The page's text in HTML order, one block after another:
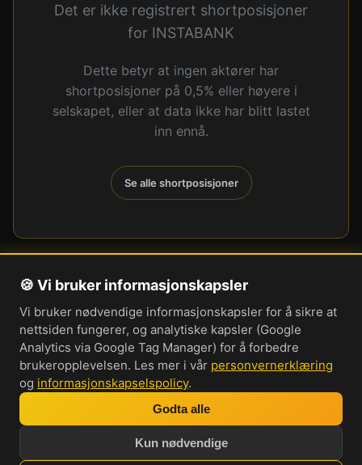
Det er ikke registrert shortposisjoner
for INSTABANK
Dette betyr at ingen aktører har
shortposisjoner på 0,5% eller høyere i
selskapet, eller at data ikke har blitt lastet
inn ennå.
Se alle shortposisjoner
Om oss
Personvernerklæring
Informasjonskapsler
Brukervilkår
Cookie-innstillinger
Investorprat 2026. Norsk forum og
🍪 Vi bruker informasjonskapsler
Vi bruker nødvendige informasjonskapsler for å sikre at
nettsiden fungerer, og analytiske kapsler (Google
Analytics via Google Tag Manager) for å forbedre
brukeropplevelsen. Les mer i vår personvernerklæring
og informasjonskapselspolicy.
Godta alle
Kun nødvendige